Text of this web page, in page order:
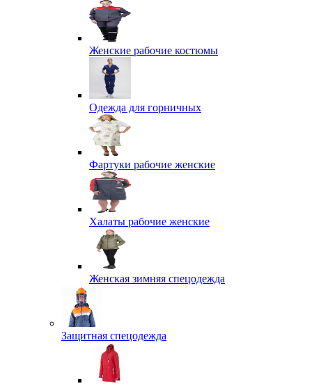
Женские рабочие костюмы
Одежда для горничных
Фартуки рабочие женские
Халаты рабочие женские
Женская зимняя спецодежда
Защитная спецодежда